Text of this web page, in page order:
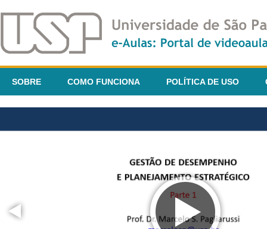
SOBRE COMO FUNCIONA POLÍTICA DE USO